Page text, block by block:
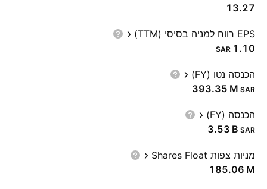
13.27
EPS רווח למניה בסיסי (TTM)
1.10
SAR
הכנסה נטו (FY)
‪393.35 M‬ SAR
הכנסה (FY)
‪3.53 B‬ SAR
מניות צפות Shares Float
‪185.06 M‬